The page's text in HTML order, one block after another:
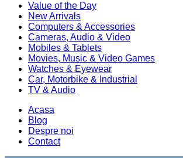
Value of the Day
New Arrivals
Computers & Accessories
Cameras, Audio & Video
Mobiles & Tablets
Movies, Music & Video Games
Watches & Eyewear
Car, Motorbike & Industrial
TV & Audio
Acasa
Blog
Despre noi
Contact